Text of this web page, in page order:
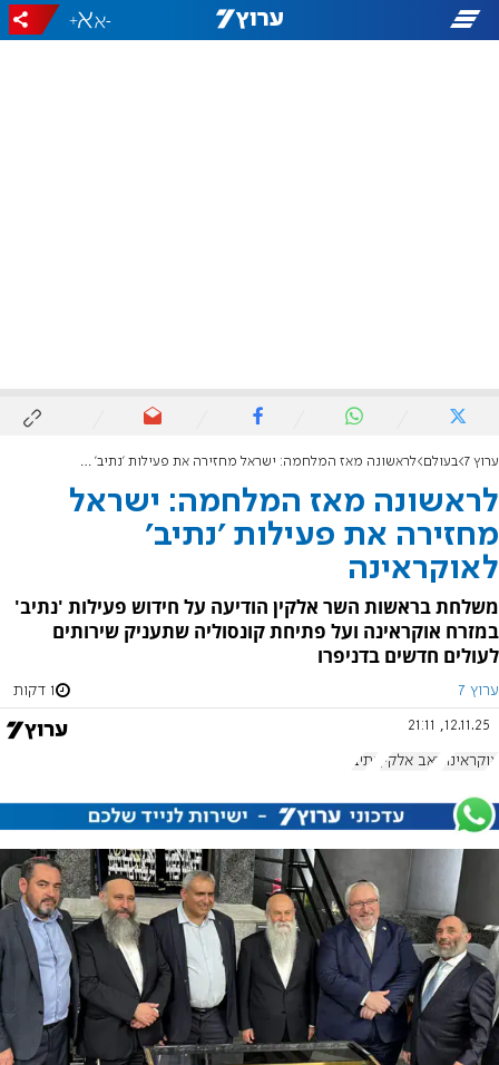
-
+
ערוץ 7 בעולם לראשונה מאז המלחמה: ישראל מחזירה את פעילות 'נתיב' לאוקראינה
לראשונה מאז המלחמה: ישראל
מחזירה את פעילות 'נתיב'
לאוקראינה
משלחת בראשות השר אלקין הודיעה על חידוש פעילות 'נתיב'
במזרח אוקראינה ועל פתיחת קונסוליה שתעניק שירותים
לעולים חדשים בדניפרו
ערוץ 7 1 דקות
12.11.25, 21:11
אוקראינה זאב אלקין נתיב